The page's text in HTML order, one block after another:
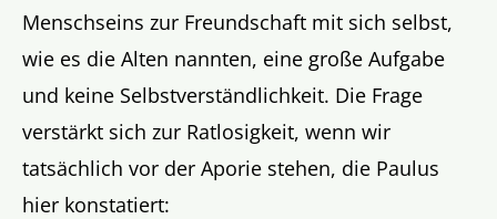
Menschseins zur Freundschaft mit sich selbst,
wie es die Alten nannten, eine große Aufgabe
und keine Selbstverständlichkeit. Die Frage
verstärkt sich zur Ratlosigkeit, wenn wir
tatsächlich vor der Aporie stehen, die Paulus
hier konstatiert: